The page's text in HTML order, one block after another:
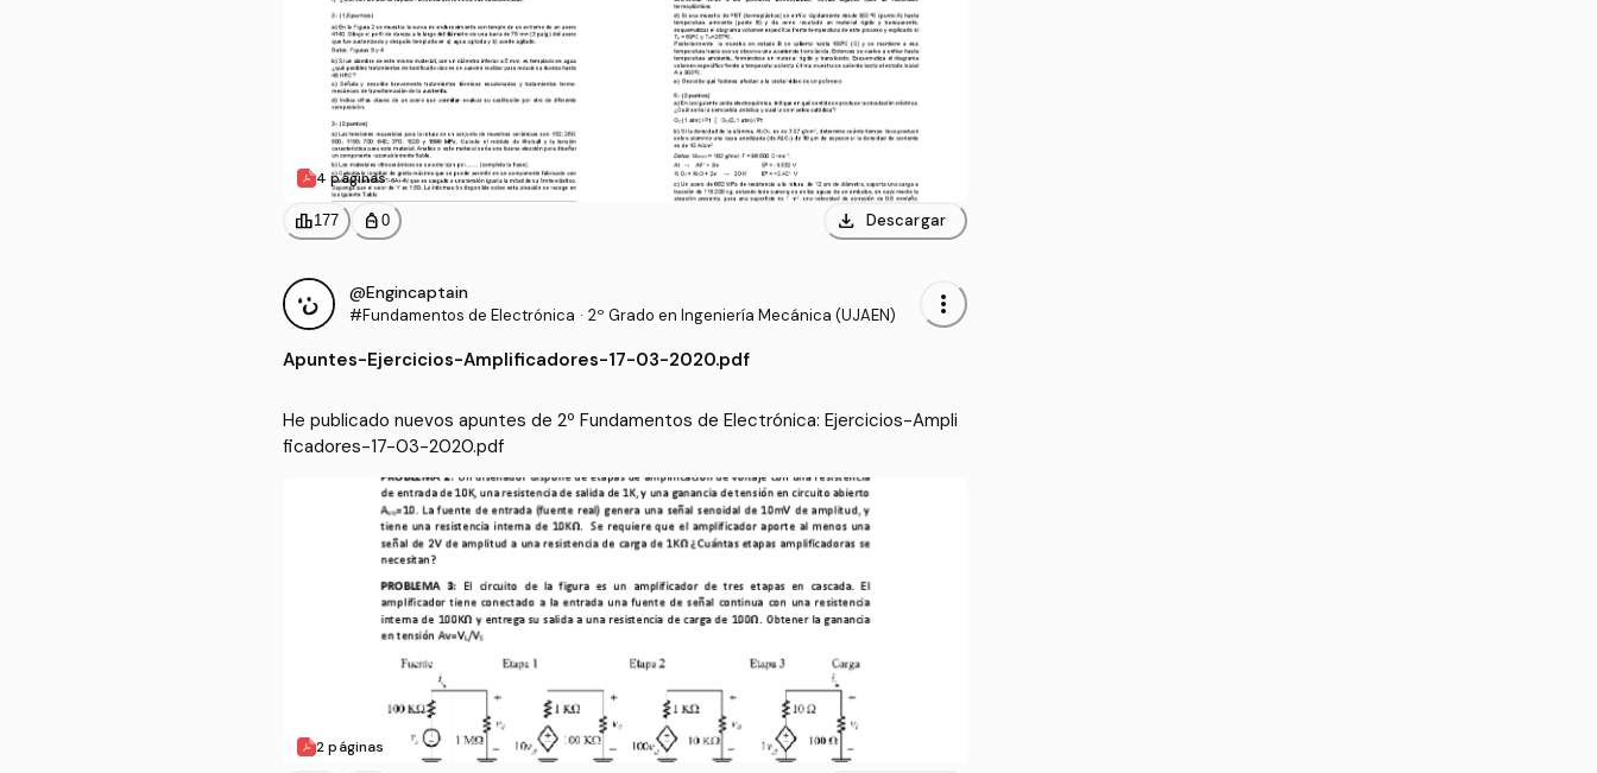
4 páginas
leaderboard177 personal_bag 0 download Descargar
@Engincaptain
#Fundamentos de Electrónica · 2º Grado en Ingeniería Mecánica (UJAEN) more_vert
Apuntes-Ejercicios-Amplificadores-17-03-2020.pdf
He publicado nuevos apuntes de 2º Fundamentos de Electrónica: Ejercicios-Ampli
ficadores-17-03-2020.pdf
2 páginas